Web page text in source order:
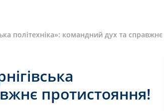
політехніка»: командний дух та
протистояння!